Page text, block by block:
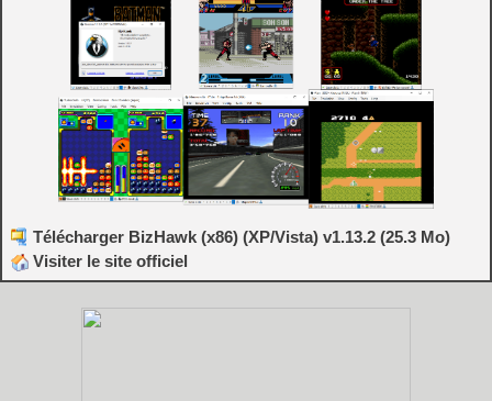
Télécharger BizHawk (x86) (XP/Vista) v1.13.2 (25.3 Mo)
Visiter le site officiel